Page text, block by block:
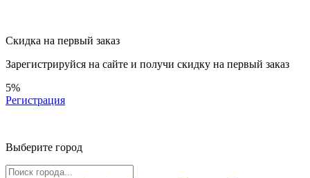
Скидка на первый заказ
Зарегистрируйся на сайте и получи скидку на первый заказ
5%
Регистрация
Выберите город